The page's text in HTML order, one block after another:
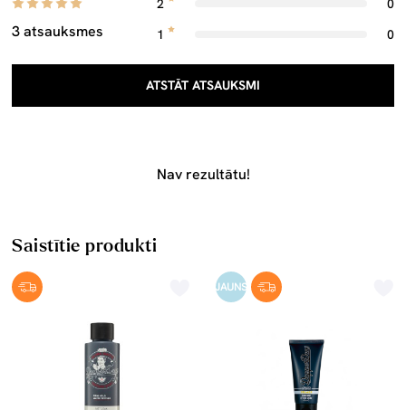
3 atsauksmes
2
0
1
0
ATSTĀT ATSAUKSMI
Nav rezultātu!
Saistītie produkti
JAUNS